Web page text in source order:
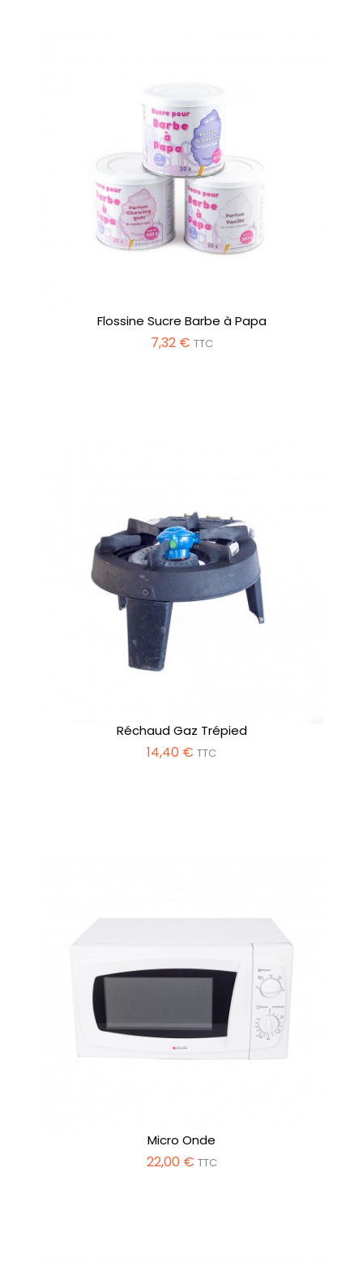
Flossine Sucre Barbe à Papa
7,32 € TTC
Réchaud Gaz Trépied
14,40 € TTC
Micro Onde
22,00 € TTC